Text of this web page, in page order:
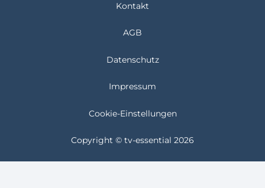
Kontakt
AGB
Datenschutz
Impressum
Cookie-Einstellungen
Copyright © tv-essential 2026